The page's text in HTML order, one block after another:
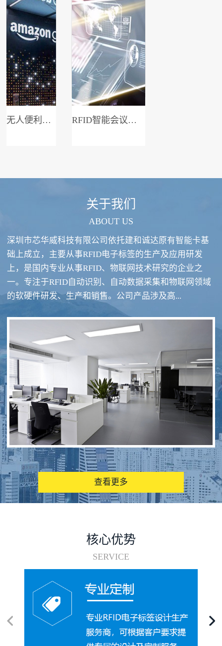
无人便利店系统 RFID智能会议签到系统
RFID酒类防伪系统方案 RFID智慧食堂系统
图书馆RFID电子标签管理系统
关于我们
ABOUT US
深圳市芯华威科技有限公司依托建和诚达原有智能卡基
础上成立，主要从事RFID电子标签的生产及应用研发
上，是国内专业从事RFID、物联网技术研究的企业之
一。专注于RFID自动识别、自动数据采集和物联网领域
的软硬件研发、生产和销售。公司产品涉及高...
查看更多
核心优势
SERVICE